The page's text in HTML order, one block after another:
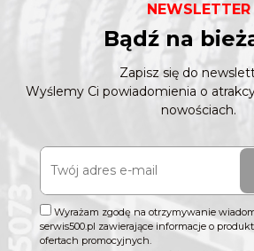
NEWSLETTER
Bądź na
Zapisz się do
Wyślemy Ci powiadomienia o
nowościach.
Wyrażam zgodę na otrzymywanie
serwis500.pl zawierające informacje o
ofertach promocyjnych.